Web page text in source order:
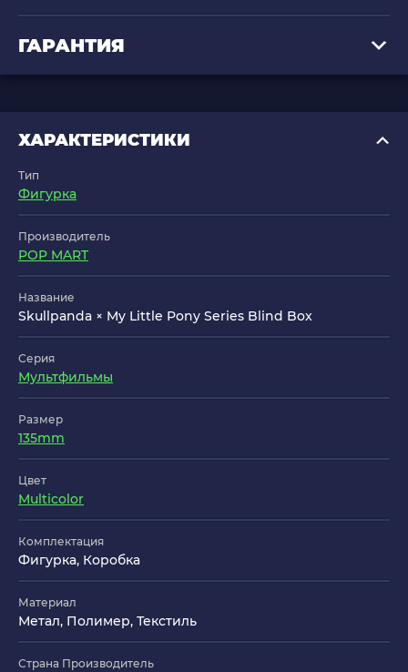
ГАРАНТИЯ
ХАРАКТЕРИСТИКИ
Тип
Фигурка
Производитель
POP MART
Название
Skullpanda × My Little Pony Series Blind Box
Серия
Мультфильмы
Размер
135mm
Цвет
Multicolor
Комплектация
Фигурка, Коробка
Материал
Метал, Полимер, Текстиль
Страна Производитель